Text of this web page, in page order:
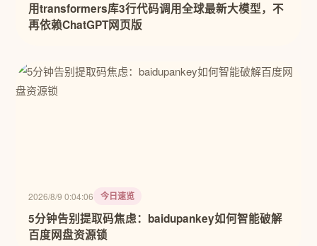
用transformers库3行代码调用全球最新大模型，不
再依赖ChatGPT网页版
2026/8/9 0:04:06 今日速览
5分钟告别提取码焦虑：baidupankey如何智能破解
百度网盘资源锁